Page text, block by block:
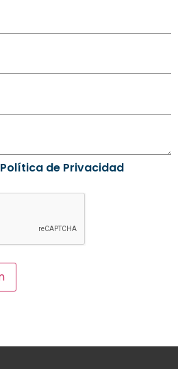
Política de Privacidad